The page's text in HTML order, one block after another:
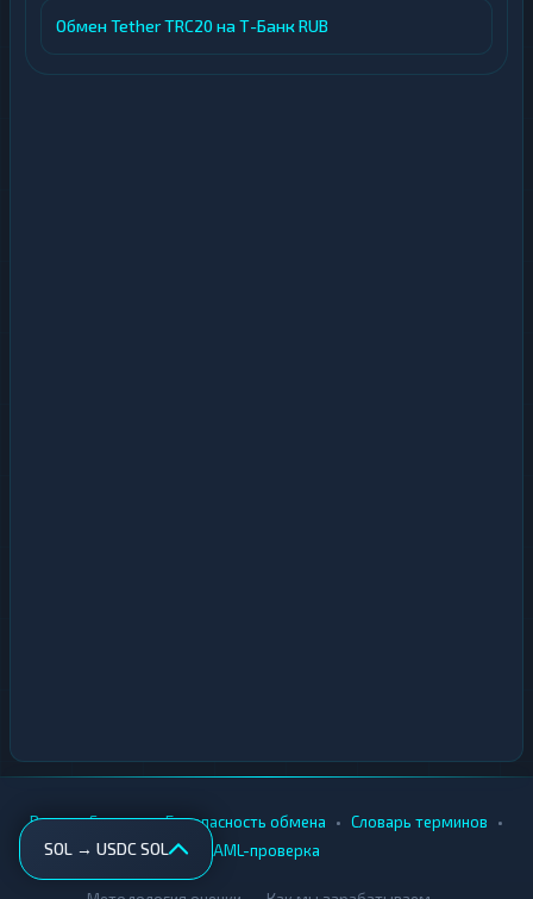
Обмен Tether TRC20 на Т-Банк RUB
SOL → USDC SOL
Вики • Города • Безопасность обмена • Словарь терминов •
AML-проверка